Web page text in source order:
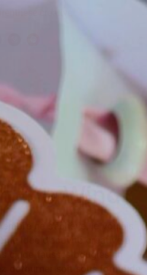
the Wind
ne s’achève, je voulais
idée d’activité créative à
ci, de fausses bougies en
détourner soit sous forme de